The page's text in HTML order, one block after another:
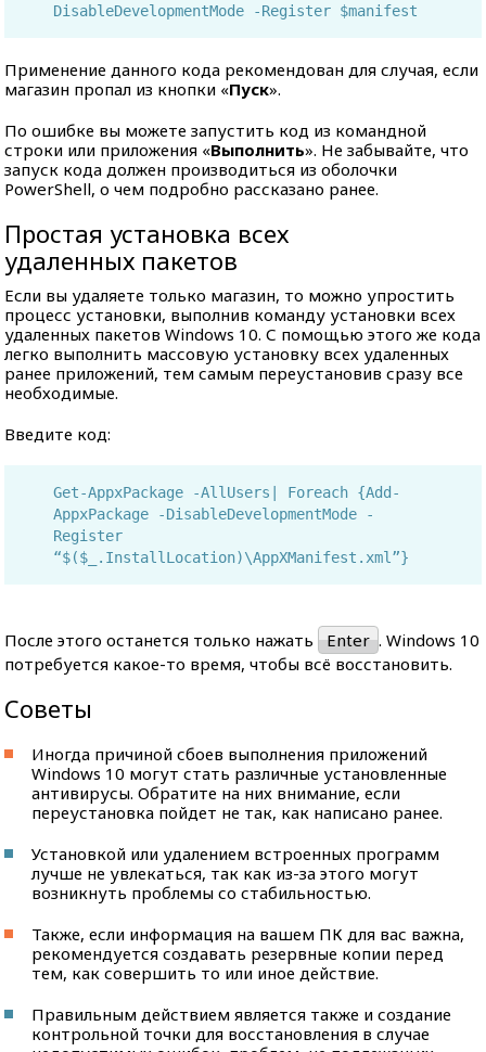
DisableDevelopmentMode -Register $manifest
Применение данного кода рекомендован для случая, если
магазин пропал из кнопки «Пуск».
По ошибке вы можете запустить код из командной
строки или приложения «Выполнить». Не забывайте, что
запуск кода должен производиться из оболочки
PowerShell, о чем подробно рассказано ранее.
Простая установка всех
удаленных пакетов
Если вы удаляете только магазин, то можно упростить
процесс установки, выполнив команду установки всех
удаленных пакетов Windows 10. С помощью этого же кода
легко выполнить массовую установку всех удаленных
ранее приложений, тем самым переустановив сразу все
необходимые.
Введите код:
Get-AppxPackage -AllUsers| Foreach {Add-
AppxPackage -DisableDevelopmentMode -
Register
“$($_.InstallLocation)\AppXManifest.xml”}
После этого останется только нажать Enter . Windows 10
потребуется какое-то время, чтобы всё восстановить.
Советы
Иногда причиной сбоев выполнения приложений
Windows 10 могут стать различные установленные
антивирусы. Обратите на них внимание, если
переустановка пойдет не так, как написано ранее.
Установкой или удалением встроенных программ
лучше не увлекаться, так как из-за этого могут
возникнуть проблемы со стабильностью.
Также, если информация на вашем ПК для вас важна,
рекомендуется создавать резервные копии перед
тем, как совершить то или иное действие.
Правильным действием является также и создание
контрольной точки для восстановления в случае